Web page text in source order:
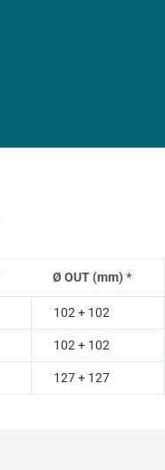
Ø OUT (mm) *
102 + 102
102 + 102
127 + 127